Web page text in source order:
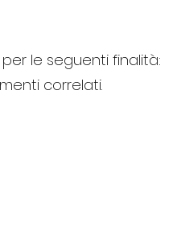
le seguenti finalità:
correlati.